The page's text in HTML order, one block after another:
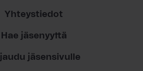
Yhteystiedot
Hae jäsenyyttä
jäsensivulle